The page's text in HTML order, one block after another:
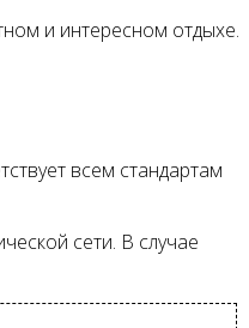
и интересном отдыхе.
всем стандартам
сети. В случае